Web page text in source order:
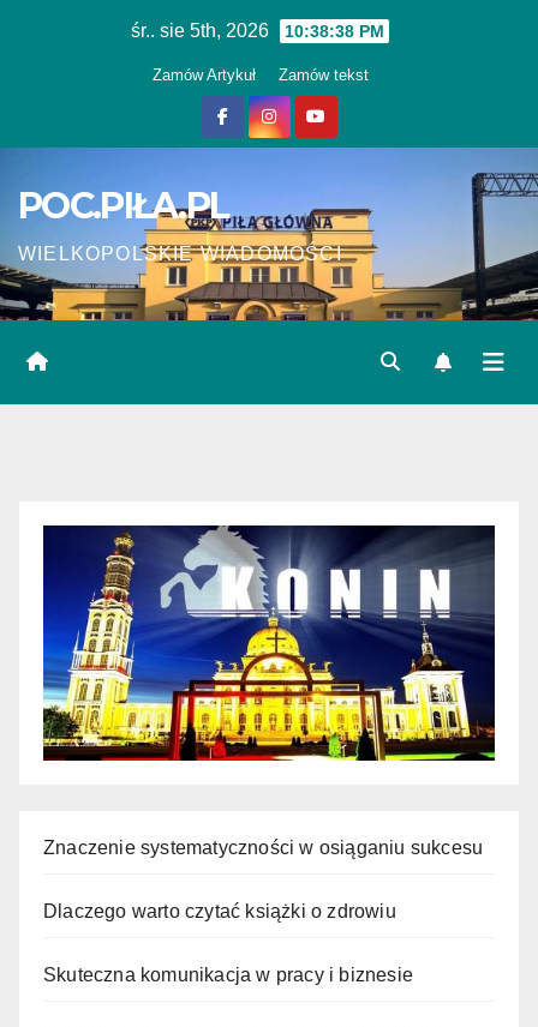
śr.. sie 5th, 2026 10:38:38 PM
Zamów Artykuł Zamów tekst
POC.PIŁA.PL
WIELKOPOLSKIE WIADOMOŚCI
Znaczenie systematyczności w osiąganiu sukcesu
Dlaczego warto czytać książki o zdrowiu
Skuteczna komunikacja w pracy i biznesie